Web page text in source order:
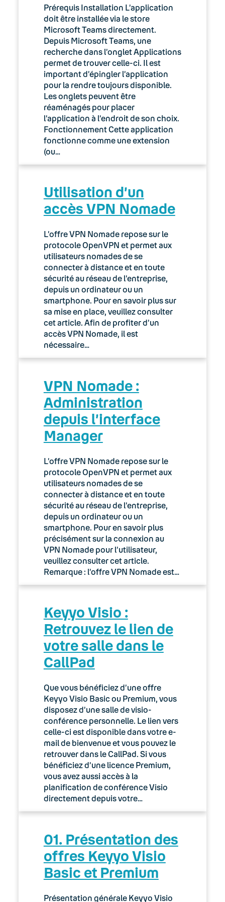
03. Accès Internet
04. Téléphonie fixe
05. Téléphonie Mobile
06. Cybersécurité
Keyyo Connect
Keyyo Visio
Prérequis Installation L’application
doit être installée via le store
Microsoft Teams directement.
Depuis Microsoft Teams, une
recherche dans l’onglet Applications
permet de trouver celle-ci. Il est
important d’épingler l’application
pour la rendre toujours disponible.
Les onglets peuvent être
réaménagés pour placer
l’application à l’endroit de son choix.
Fonctionnement Cette application
fonctionne comme une extension
(ou…
Utilisation d’un
accès VPN Nomade
L’offre VPN Nomade repose sur le
protocole OpenVPN et permet aux
utilisateurs nomades de se
connecter à distance et en toute
sécurité au réseau de l’entreprise,
depuis un ordinateur ou un
smartphone. Pour en savoir plus sur
sa mise en place, veuillez consulter
cet article. Afin de profiter d’un
accès VPN Nomade, il est
nécessaire…
VPN Nomade :
Administration
depuis l’interface
Manager
L’offre VPN Nomade repose sur le
protocole OpenVPN et permet aux
utilisateurs nomades de se
connecter à distance et en toute
sécurité au réseau de l’entreprise,
depuis un ordinateur ou un
smartphone. Pour en savoir plus
précisément sur la connexion au
VPN Nomade pour l’utilisateur,
veuillez consulter cet article.
Remarque : l’offre VPN Nomade est…
Keyyo Visio :
Retrouvez le lien de
votre salle dans le
CallPad
Que vous bénéficiez d’une offre
Keyyo Visio Basic ou Premium, vous
disposez d’une salle de visio-
conférence personnelle. Le lien vers
celle-ci est disponible dans votre e-
mail de bienvenue et vous pouvez le
retrouver dans le CallPad. Si vous
bénéficiez d’une licence Premium,
vous avez aussi accès à la
planification de conférence Visio
directement depuis votre…
01. Présentation des
offres Keyyo Visio
Basic et Premium
Présentation générale Keyyo Visio